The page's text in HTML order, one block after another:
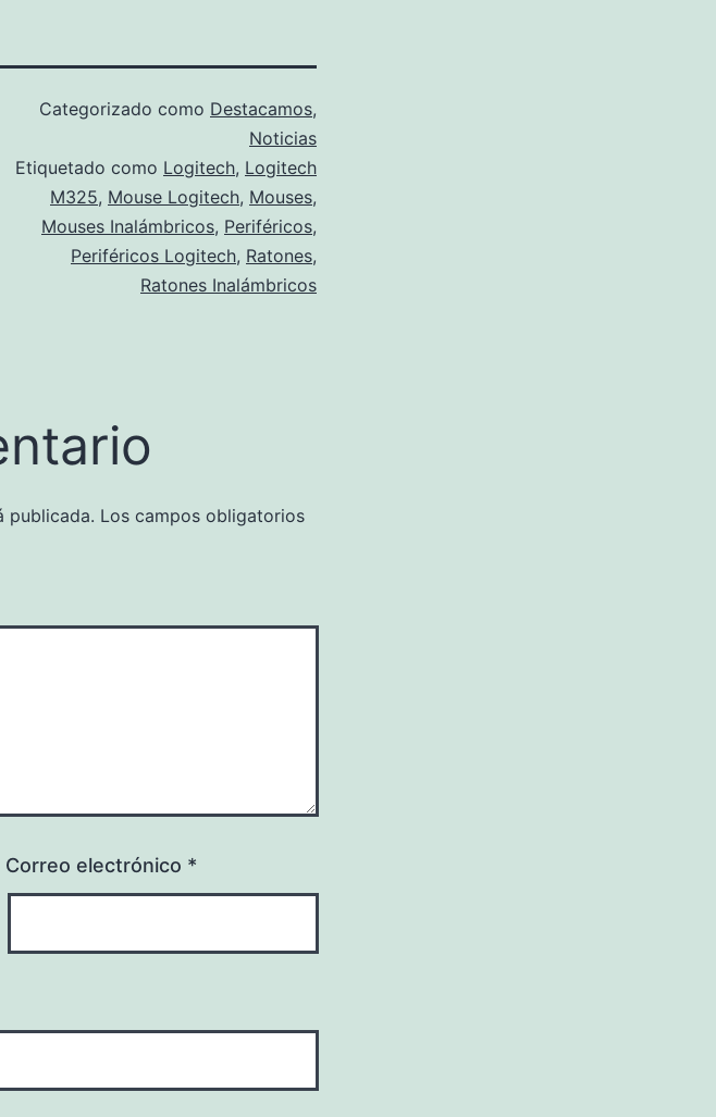
Categorizado como Destacamos,
Noticias
Etiquetado como Logitech, Logitech
M325, Mouse Logitech, Mouses,
Mouses Inalámbricos, Periféricos,
Periféricos Logitech, Ratones,
Ratones Inalámbricos
publicada. Los campos obligatorios
Correo electrónico *